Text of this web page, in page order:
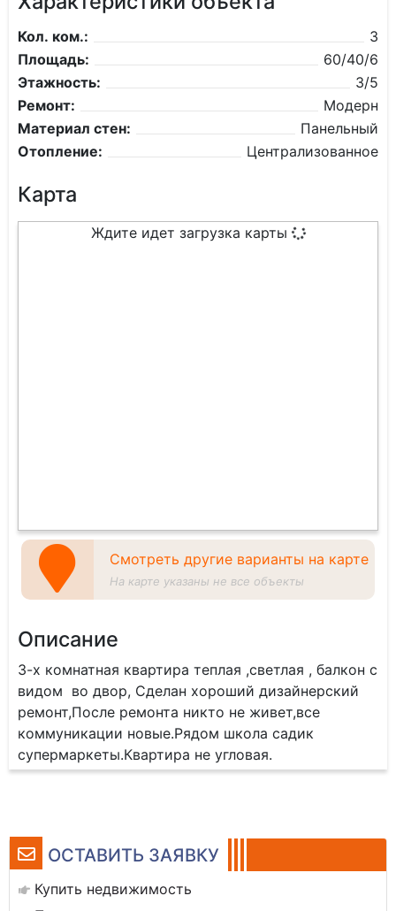
ОСТАВИТЬ ЗАЯВКУ
Купить недвижимость
Кол. ком.:
3
Площадь:
60/40/6
Этажность:
3/5
Ремонт:
Модерн
Материал стен:
Панельный
Отопление:
Централизованное
Карта
Ждите идет загрузка карты
Смотреть другие варианты на карте
На карте указаны не все объекты
Описание
3-х комнатная квартира теплая ,светлая , балкон с
видом во двор, Сделан хороший дизайнерский
ремонт,После ремонта никто не живет,все
коммуникации новые.Рядом школа садик
супермаркеты.Квартира не угловая.